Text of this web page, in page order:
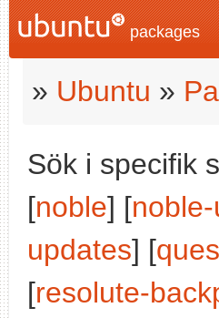
packages
» Ubuntu »
Sök i specifik
[noble] [
updates] [
[resolute-